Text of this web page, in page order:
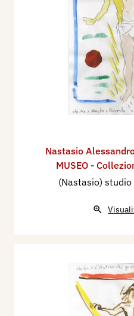
Nastasio
MUSEO -
(Nastasio)